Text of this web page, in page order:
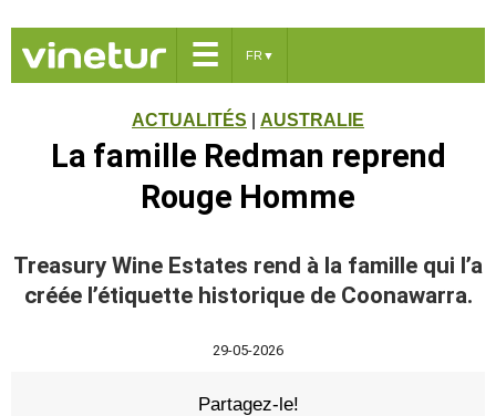
☰ FR ▼
ACTUALITÉS AUSTRALIE
La famille Redman reprend
Rouge Homme
Treasury Wine Estates rend à la famille qui l’a
créée l’étiquette historique de Coonawarra.
29-05-2026
Partagez-le!